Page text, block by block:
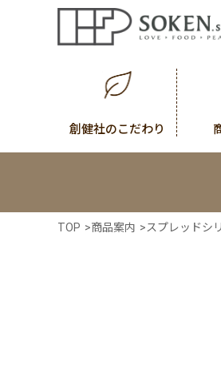
創健社のこだわり
TOP >商品案内 >スプレッドシ